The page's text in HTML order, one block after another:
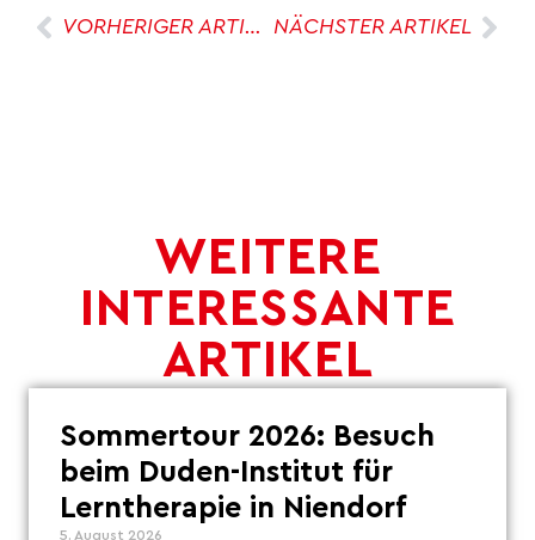
VORHERIGER ARTIKEL NÄCHSTER ARTIKEL
WEITERE
INTERESSANTE
ARTIKEL
Sommertour 2026: Besuch
beim Duden-Institut für
Lerntherapie in Niendorf
5. August 2026